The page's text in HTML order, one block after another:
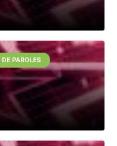
PAROLES